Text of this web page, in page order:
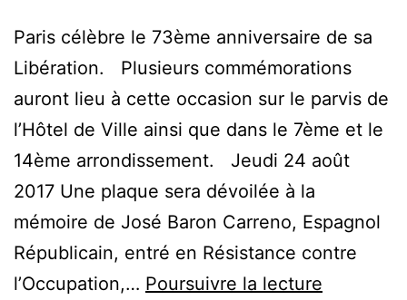
Paris célèbre le 73ème anniversaire de sa
Libération. Plusieurs commémorations
auront lieu à cette occasion sur le parvis de
l’Hôtel de Ville ainsi que dans le 7ème et le
14ème arrondissement. Jeudi 24 août
2017 Une plaque sera dévoilée à la
mémoire de José Baron Carreno, Espagnol
Républicain, entré en Résistance contre
l’Occupation,… Poursuivre la lecture